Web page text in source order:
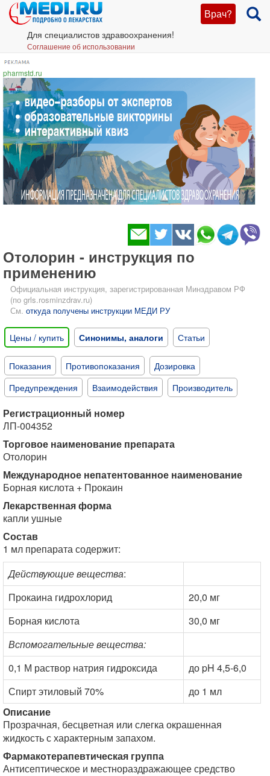
Врач?
Для специалистов здравоохранения!
Соглашение об использовании
pharmstd.ru
Отолорин - инструкция по
применению
Официальная инструкция, зарегистрированная Минздравом РФ
(по grls.rosminzdrav.ru)
См. откуда получены инструкции МЕДИ РУ
Цены / купить Синонимы, аналоги Статьи
Показания Противопоказания
Дозировка
Предупреждения
Взаимодействия Производитель
Регистрационный номер
ЛП-004352
Торговое наименование препарата
Отолорин
Международное непатентованное наименование
Борная кислота + Прокаин
Лекарственная форма
капли ушные
Состав
1 мл препарата содержит:
Действующие вещества:
Прокаина гидрохлорид
20,0 мг
Борная кислота
30,0 мг
Вспомогательные вещества:
0,1 М раствор натрия гидроксида
до pH 4,5-6,0
Спирт этиловый 70%
до 1 мл
Описание
Прозрачная, бесцветная или слегка окрашенная
жидкость с характерным запахом.
Фармакотерапевтическая группа
Антисептическое и местнораздражающее средство